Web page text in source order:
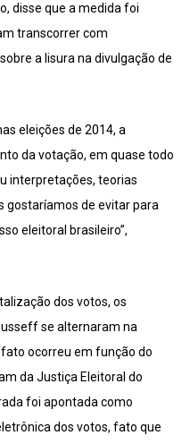
disse que a medida foi
transcorrer com
a lisura na divulgação de
eleições de 2014, a
da votação, em quase todo
interpretações, teorias
gostaríamos de evitar para
eleitoral brasileiro”,
dos votos, os
se alternaram na
ocorreu em função do
da Justiça Eleitoral do
foi apontada como
dos votos, fato que